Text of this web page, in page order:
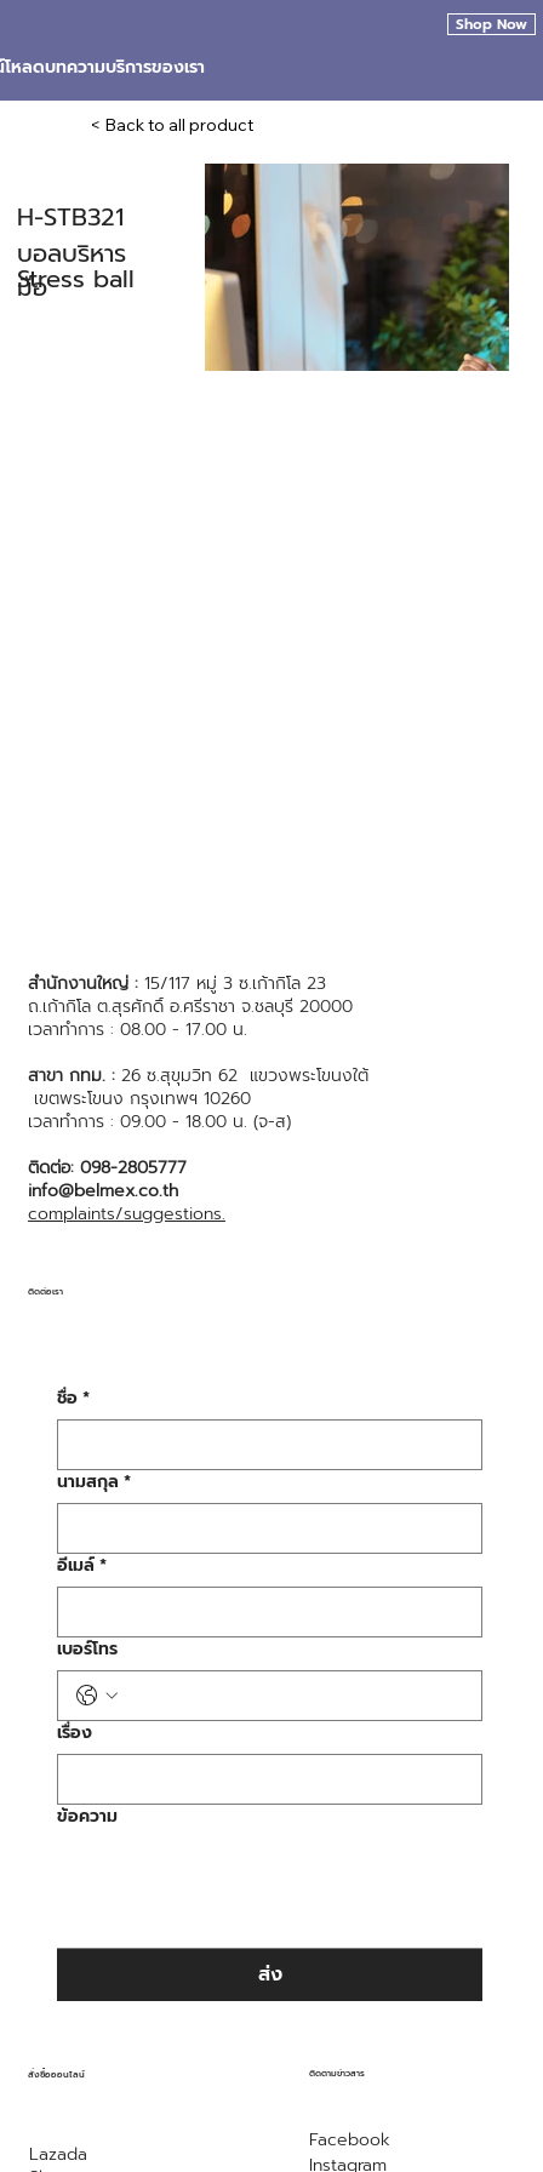
โหลดบทความบริการของเรา
Shop Now
< Back to all product
Stress ball
H-STB321
บอลบริหาร
มือ
สำนักงานใหญ่ :15/117 หมู่ 3 ซ.เก้ากิโล 23
ถ.เก้ากิโล ต.สุรศักดิ์ อ.ศรีราชา จ.ชลบุรี 20000
เวลาทำการ : 08.00 - 17.00 น.
สาขา กทม. : 26 ซ.สุขุมวิท 62 แขวงพระโขนงใต้
เขตพระโขนง กรุงเทพฯ 10260
เวลาทำการ : 09.00 - 18.00 น. (จ-ส)
ติดต่อ: 098-2805777
info@belmex.co.th
complaints/suggestions.
Facebook
Instagram
ติดตามข่าวสาร
สั่งซื้อออนไลน์
Lazada
ชื่อ*
นามสกุล *
อีเมล์*
เบอร์โทร
เรื่อง
ข้อความ
ส่ง
ติดต่อเรา